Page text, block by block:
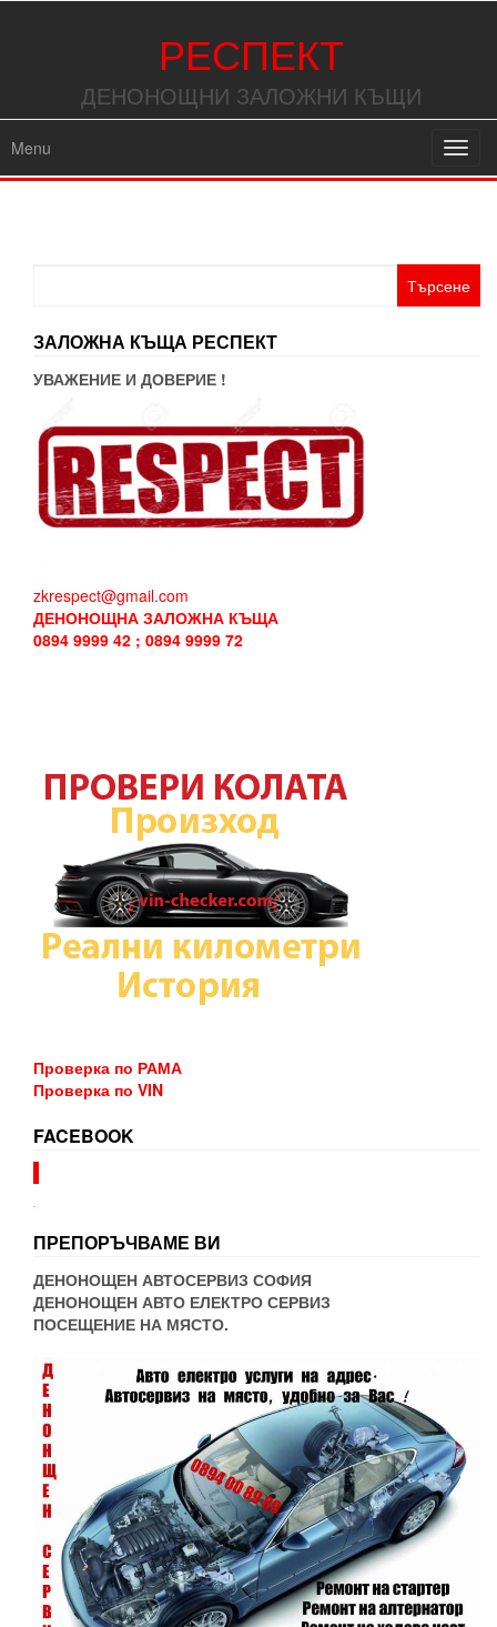
РЕСПЕКТ
ДЕНОНОЩНИ ЗАЛОЖНИ КЪЩИ
Menu
ЗАЛОЖНА КЪЩА РЕСПЕКТ
УВАЖЕНИЕ И ДОВЕРИЕ !
zkrespect@gmail.com
ДЕНОНОЩНА ЗАЛОЖНА КЪЩА
0894 9999 42 ; 0894 9999 72
Проверка по РАМА
Проверка по VIN
FACEBOOK
ПРЕПОРЪЧВАМЕ ВИ
ДЕНОНОЩЕН АВТОСЕРВИЗ СОФИЯ
ДЕНОНОЩЕН АВТО ЕЛЕКТРО СЕРВИЗ
ПОСЕЩЕНИЕ НА МЯСТО.